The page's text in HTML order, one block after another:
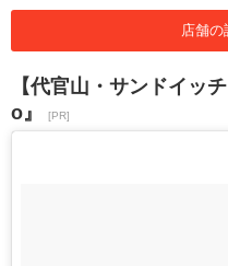
店舗の
【代官山・サンドイッ
o』
[PR]